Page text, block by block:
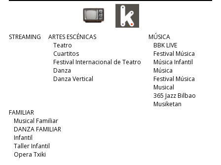
STREAMING
ARTES ESCÉNICAS
Teatro
Cuartitos
Festival Internacional de Teatro
Danza
Danza Vertical
MÚSICA
BBK LIVE
Festival Música
Música Infantil
Música
Festival Música
Musical
365 Jazz Bilbao
Musiketan
FAMILIAR
Musical Familiar
DANZA FAMILIAR
Infantil
Taller Infantil
Opera Txiki